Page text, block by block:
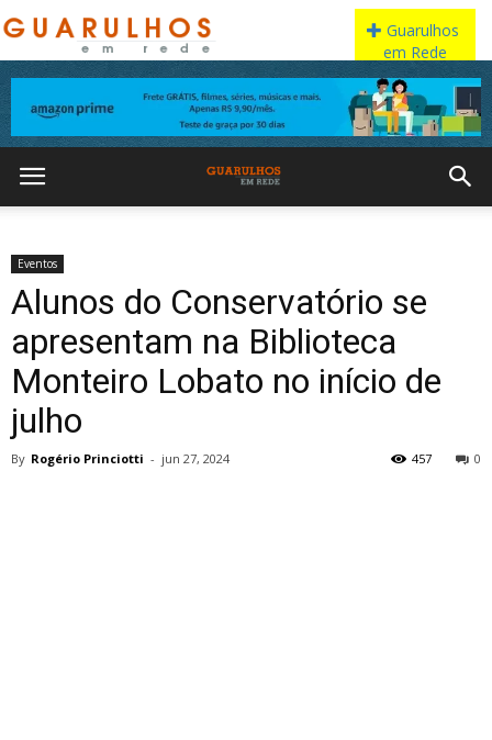
Eventos
Alunos do Conservatório se
apresentam na Biblioteca
Monteiro Lobato no início de
julho
By Rogério Princiotti - jun 27, 2024 0
457